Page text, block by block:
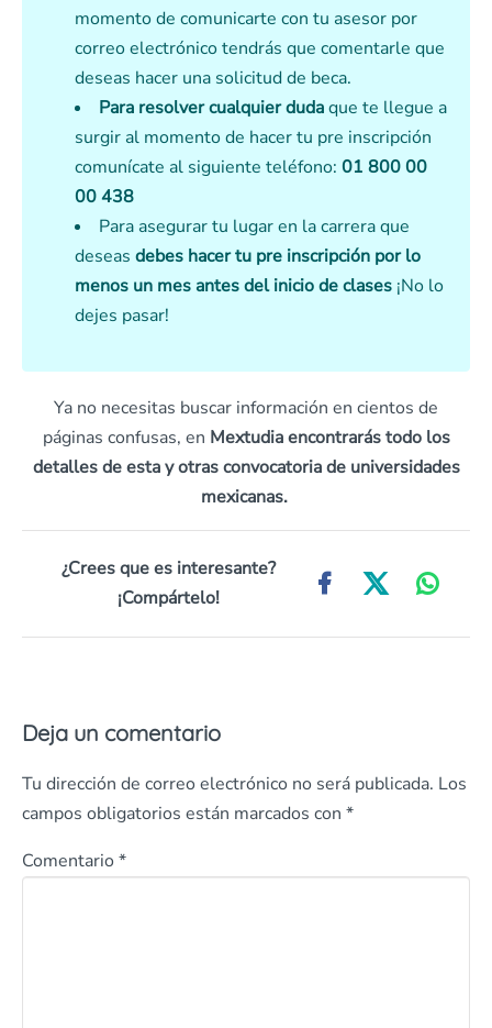
momento de comunicarte con tu asesor por
correo electrónico tendrás que comentarle que
deseas hacer una solicitud de beca.
Para resolver cualquier dudaque te llegue a
surgir al momento de hacer tu pre inscripción
comunícate al siguiente teléfono: 01 800 00
00 438
Para asegurar tu lugar en la carrera que
deseas debes hacer tu pre inscripción por lo
menos un mes antes del inicio de clases ¡No lo
dejes pasar!
Ya no necesitas buscar información en cientos de
páginas confusas, en Mextudia encontrarás todo los
detalles de esta y otras convocatoria de universidades
mexicanas.
¿Crees que es interesante?
¡Compártelo!
Deja un comentario
Tu dirección de correo electrónico no será publicada. Los
campos obligatorios están marcados con *
Comentario *